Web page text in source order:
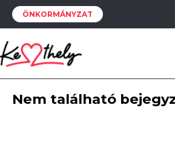
ÖNKORMÁNYZAT
Nem található